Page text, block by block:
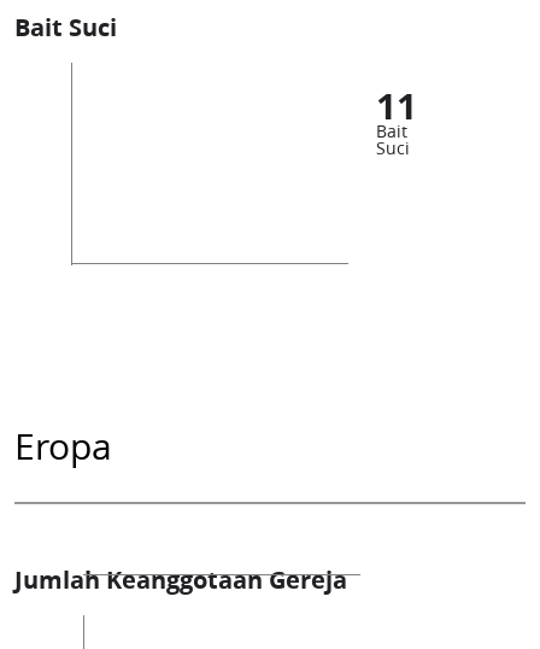
Bait Suci
11
Bait
Suci
Eropa
Jumlah Keanggotaan Gereja